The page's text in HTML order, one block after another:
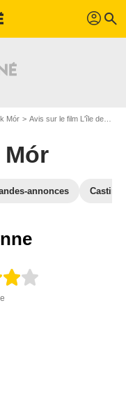
profil search
Mór Avis sur le film L'île de Black Mór
annonces Casting